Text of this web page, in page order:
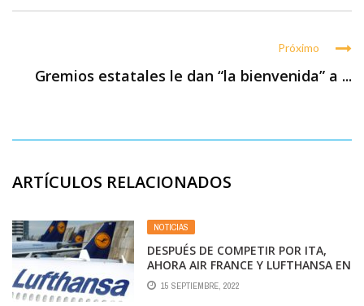
Próximo
Gremios estatales le dan “la bienvenida” a ...
ARTÍCULOS RELACIONADOS
NOTICIAS
DESPUÉS DE COMPETIR POR ITA,
AHORA AIR FRANCE Y LUFTHANSA EN
CARRERA POR QUEDARSE CON LA
PORTUGUESA TAP
15 SEPTIEMBRE, 2022